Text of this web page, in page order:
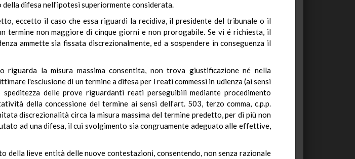
difesa nell'ipotesi superiormente considerata.
eccetto il caso che essa riguardi la recidiva, il presidente del tribunale o il
termine non maggiore di cinque giorni e non prorogabile. Se vi é richiesta, il
ammette sia fissata discrezionalmente, ed a sospendere in conseguenza il
la misura massima consentita, non trova giustificazione né nella
l'esclusione di un termine a difesa per i reati commessi in udienza (ai sensi
speditezza delle prove riguardanti reati perseguibili mediante procedimento
della concessione del termine ai sensi dell'art. 503, terzo comma, c.p.p.
discrezionalità circa la misura massima del termine predetto, per di più non
ad una difesa, il cui svolgimento sia congruamente adeguato alle effettive,
della lieve entità delle nuove contestazioni, consentendo, non senza razionale